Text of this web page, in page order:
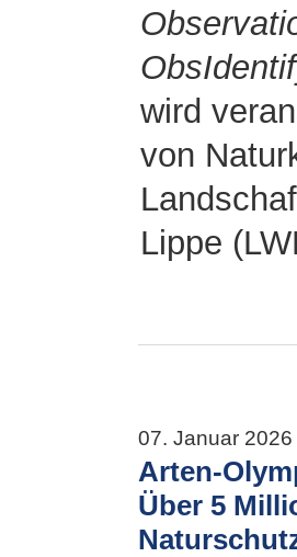
wird
von
Lippe
07. Januar 2026
Arten-
Über 5